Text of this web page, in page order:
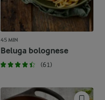
45 MIN
Beluga bolognese
(61)